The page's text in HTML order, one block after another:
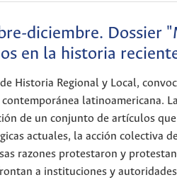
diciembre. Dossier
en la historia
de Historia Regional y Local,
contemporánea latinoamericana.
de un conjunto de artículos
actuales, la acción colectiva
razones protestaron y
a instituciones y